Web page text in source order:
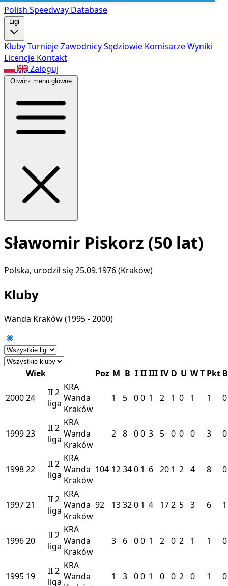
Polish Speedway Database
Ligi
KlubyTurniejeZawodnicySędziowie KomisarzeWyniki
Licencje Kontakt
Zaloguj
Otwórz menu główne
Sławomir Piskorz (50 lat)
Polska, urodził się 25.09.1976 (Kraków)
Kluby
Wanda Kraków(1995 - 2000)
Wiek Poz M B I IIIII IV D U WT Pkt
200024 II2
liga
KRA
Wanda
Kraków
1 5 00 1 2 1 0 1 1 0
199923 II2
liga
KRA
Wanda
Kraków
2 8 00 3 5 0 0 0 3 0
199822 II2
liga
KRA
Wanda
Kraków
104 12340 1 6 20 1 2 4 8 0
199721 II2
liga
KRA
Wanda
Kraków
92 13320 1 4 172 5 3 6 1
199620 II2
liga
KRA
Wanda
Kraków
3 6 00 1 2 0 2 1 1 0
1995 19 II2
liga
KRA
Wanda
1 3 00 1 0 0 2 0 1 0